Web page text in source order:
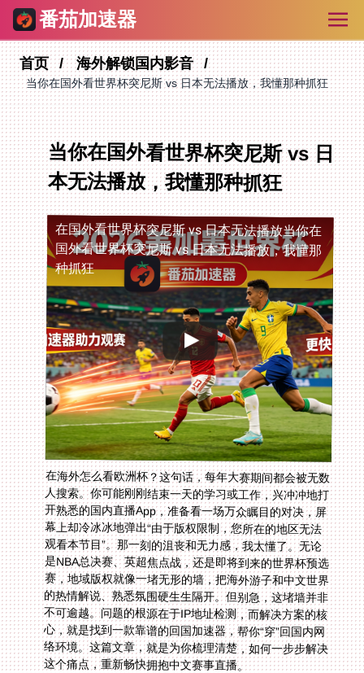
番茄加速器
首页 海外解锁国内影音
当你在国外看世界杯突尼斯 vs 日本无法播放，我懂那种抓狂
当你在国外看世界杯突尼斯 vs 日
本无法播放，我懂那种抓狂
在国外看世界杯突尼斯 vs 日本无法播放当你在
国外看世界杯突尼斯 vs 日本无法播放，我懂那
种抓狂
在海外怎么看欧洲杯？这句话，每年大赛期间都会被无数
人搜索。你可能刚刚结束一天的学习或工作，兴冲冲地打
开熟悉的国内直播App，准备看一场万众瞩目的对决，屏
幕上却冷冰冰地弹出“由于版权限制，您所在的地区无法
观看本节目”。那一刻的沮丧和无力感，我太懂了。无论
是NBA总决赛、英超焦点战，还是即将到来的世界杯预选
赛，地域版权就像一堵无形的墙，把海外游子和中文世界
的热情解说、熟悉氛围硬生生隔开。但别急，这堵墙并非
不可逾越。问题的根源在于IP地址检测，而解决方案的核
心，就是找到一款靠谱的回国加速器，帮你“穿”回国内网
络环境。这篇文章，就是为你梳理清楚，如何一步步解决
这个痛点，重新畅快拥抱中文赛事直播。